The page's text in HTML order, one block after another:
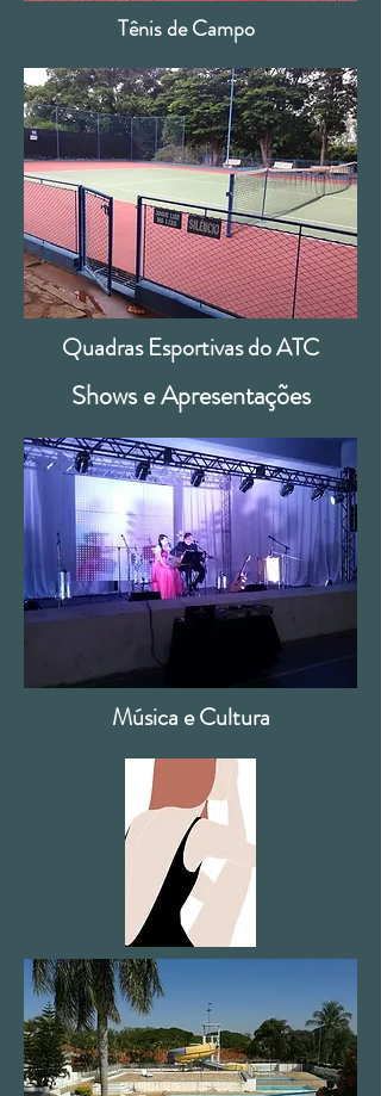
Tênis de Campo
Quadras Esportivas do ATC
Shows e Apresentações
Música e Cultura